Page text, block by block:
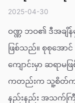
2025-04-30
ဝဏ္ဏ ဘဝ၏ ဒီအချိ
ဖြစ်သည်။ စုစုအေ
ကျောင်းမှာ ဆရာမ
ကတည်းက သူ့စိတ်က
နည်းနည်း အသက်က